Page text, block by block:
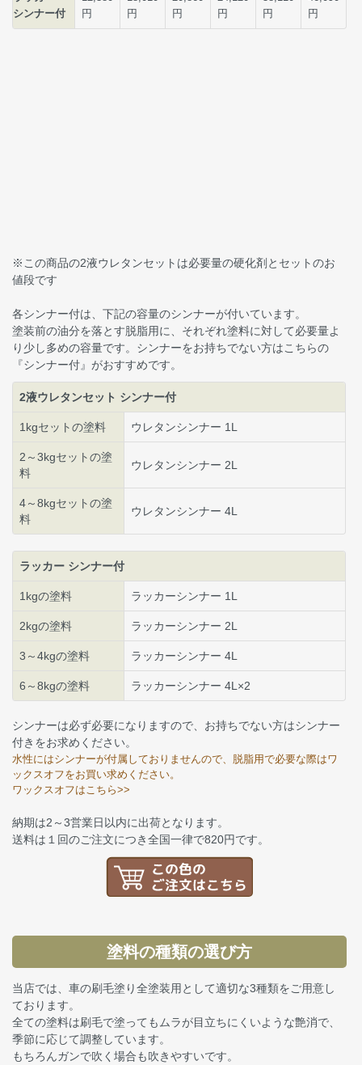
※この商品の2液ウレタンセットは必要量の硬化剤とセットのお
値段です
各シンナー付は、下記の容量のシンナーが付いています。
塗装前の油分を落とす脱脂用に、それぞれ塗料に対して必要量よ
り少し多めの容量です。シンナーをお持ちでない方はこちらの
『シンナー付』がおすすめです。
2液ウレタンセット シンナー付
1kgセットの塗料 ウレタンシンナー 1L
2～3kgセットの塗
料
ウレタンシンナー 2L
4～8kgセットの塗
料
ウレタンシンナー 4L
ラッカー シンナー付
1kgの塗料 ラッカーシンナー 1L
2kgの塗料 ラッカーシンナー 2L
3～4kgの塗料 ラッカーシンナー 4L
6～8kgの塗料 ラッカーシンナー 4L×2
シンナーは必ず必要になりますので、お持ちでない方はシンナー
付きをお求めください。
水性にはシンナーが付属しておりませんので、脱脂用で必要な際はワ
ックスオフをお買い求めください。
ワックスオフはこちら>>
納期は2～3営業日以内に出荷となります。
送料は１回のご注文につき全国一律で820円です。
塗料の種類の選び方
当店では、車の刷毛塗り全塗装用として適切な3種類をご用意し
ております。
全ての塗料は刷毛で塗ってもムラが目立ちにくいような艶消で、
季節に応じて調整しています。
もちろんガンで吹く場合も吹きやすいです。